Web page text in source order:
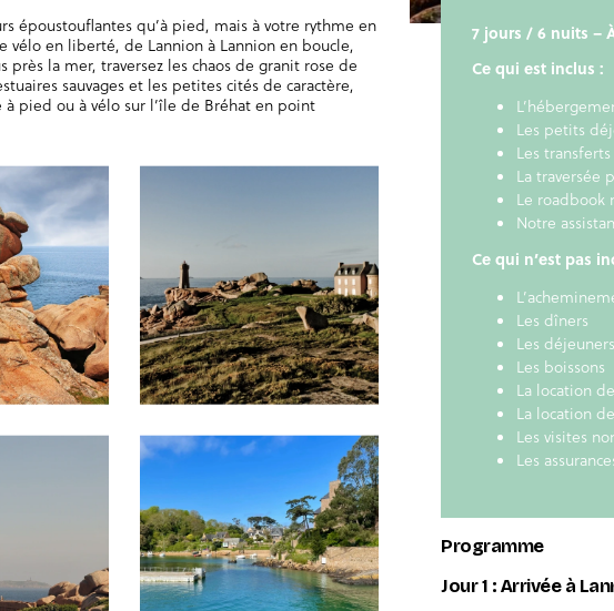
époustouflantes qu’à pied, mais à votre rythme en
vélo en liberté, de Lannion à Lannion en boucle,
près la mer, traversez les chaos de granit rose de
sauvages et les petites cités de caractère,
à pied ou à vélo sur l’île de Bréhat en point
7 jours / 6 nuits –
Ce qui est inclus :
Les petits
Les
La traversée
Le roadbook
Notre
Ce qui n’est pas
Les dîners
Les déjeuners
Les boissons
La location
La location
Les visites
Les
Programme
Jour 1 : Arrivée à